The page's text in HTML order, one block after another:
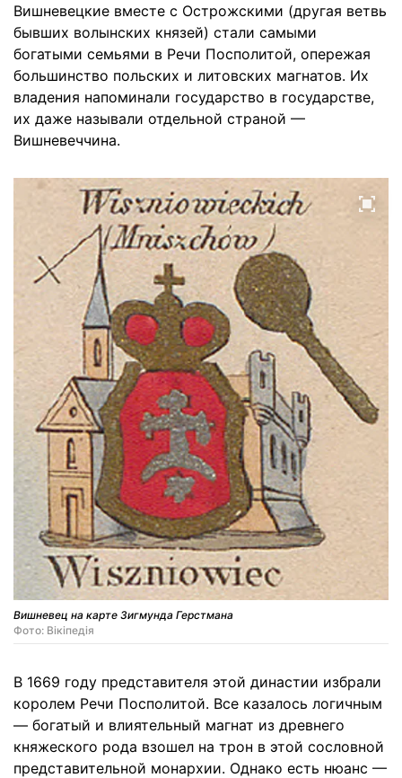
Вишневецкие вместе с Острожскими (другая ветвь
бывших волынских князей) стали самыми
богатыми семьями в Речи Посполитой, опережая
большинство польских и литовских магнатов. Их
владения напоминали государство в государстве,
их даже называли отдельной страной —
Вишневеччина.
Вишневец на карте Зигмунда Герстмана
Фото: Вікіпедія
В 1669 году представителя этой династии избрали
королем Речи Посполитой. Все казалось логичным
— богатый и влиятельный магнат из древнего
княжеского рода взошел на трон в этой сословной
представительной монархии. Однако есть нюанс —